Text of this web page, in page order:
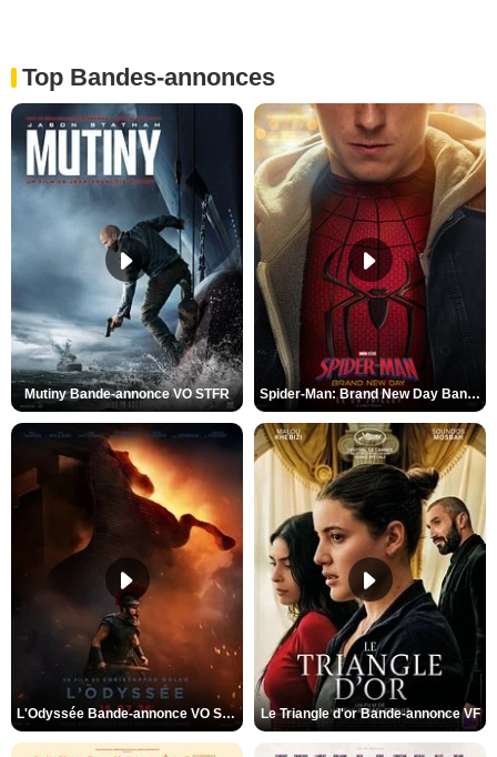
Top Bandes-annonces
Mutiny Bande-annonce VO STFR Spider-Man: Brand New Day Bande-annonce VO STFR
L'Odyssée Bande-annonce VO STFR Le Triangle d'or Bande-annonce VF